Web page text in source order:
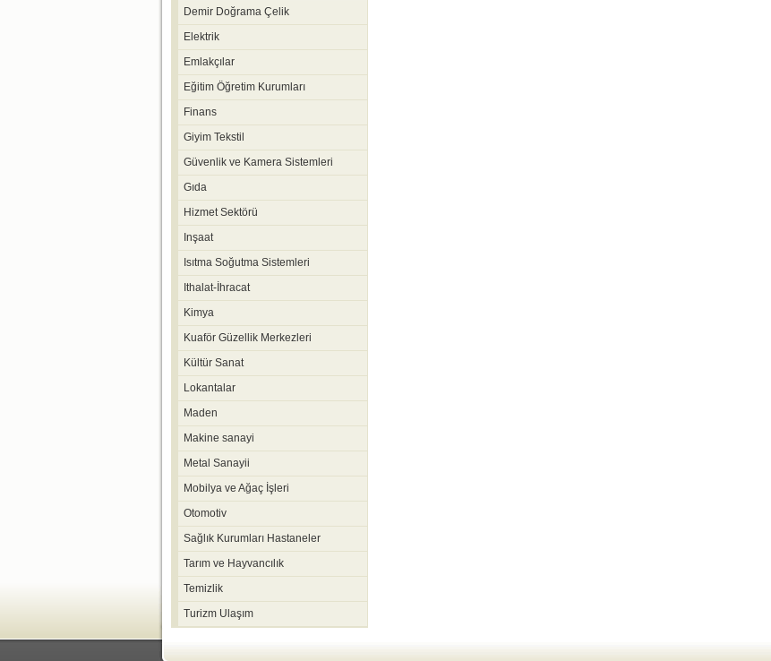
Demir Doğrama Çelik
Elektrik
Emlakçılar
Eğitim Öğretim Kurumları
Finans
Giyim Tekstil
Güvenlik ve Kamera Sistemleri
Gıda
Hizmet Sektörü
Inşaat
Isıtma Soğutma Sistemleri
Ithalat-İhracat
Kimya
Kuaför Güzellik Merkezleri
Kültür Sanat
Lokantalar
Maden
Makine sanayi
Metal Sanayii
Mobilya ve Ağaç İşleri
Otomotiv
Sağlık Kurumları Hastaneler
Tarım ve Hayvancılık
Temizlik
Turizm Ulaşım